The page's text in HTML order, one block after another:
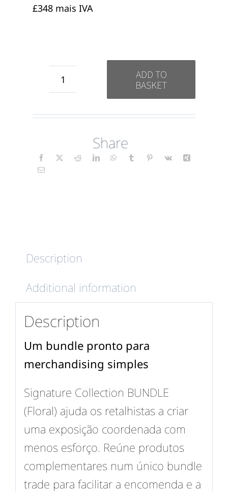
£348 mais IVA
Signature
(Floral)
PT
ADD TO
BASKET
Share
Description
Additional information
Description
Um bundle pronto para
merchandising simples
Signature Collection BUNDLE
(Floral) ajuda os retalhistas a criar
uma exposição coordenada com
menos esforço. Reúne produtos
complementares num único bundle
trade para facilitar a encomenda e a